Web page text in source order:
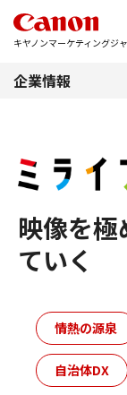
キヤノンマーケティングジ
企業情報
映像を
ていく
情熱の源泉
自治体DX